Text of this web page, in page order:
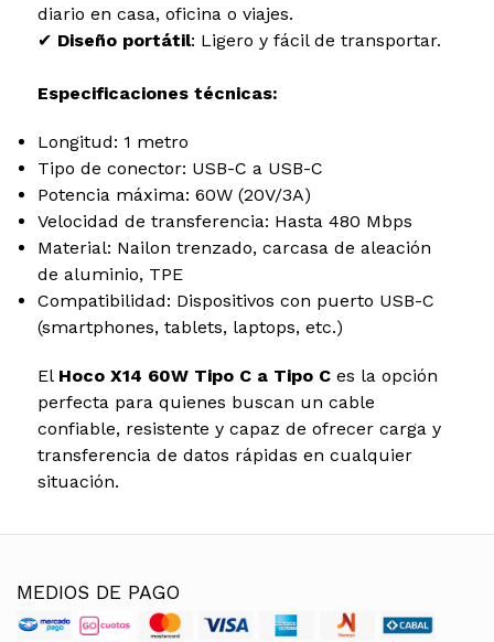
diario en casa, oficina o viajes.
✔ Diseño portátil: Ligero y fácil de transportar.
Especificaciones técnicas:
Longitud: 1 metro
Tipo de conector: USB-C a USB-C
Potencia máxima: 60W (20V/3A)
Velocidad de transferencia: Hasta 480 Mbps
Material: Nailon trenzado, carcasa de aleación
de aluminio, TPE
Compatibilidad: Dispositivos con puerto USB-C
(smartphones, tablets, laptops, etc.)
El Hoco X14 60W Tipo C a Tipo Ces la opción
perfecta para quienes buscan un cable
confiable, resistente y capaz de ofrecer carga y
transferencia de datos rápidas en cualquier
situación.
MEDIOS DE PAGO